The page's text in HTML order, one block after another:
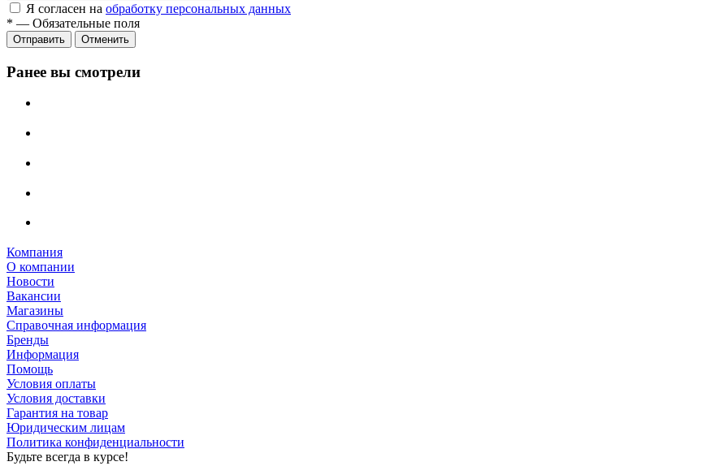
Я согласен на обработку персональных данных
* — Обязательные поля
Отправить Отменить
Ранее вы смотрели
Компания
О компании
Новости
Вакансии
Магазины
Справочная информация
Бренды
Информация
Помощь
Условия оплаты
Условия доставки
Гарантия на товар
Юридическим лицам
Политика конфиденциальности
Будьте всегда в курсе!